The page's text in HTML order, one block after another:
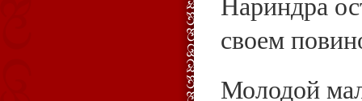
своем
Молодой